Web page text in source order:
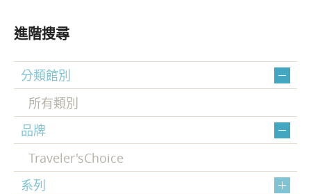
進階搜尋
分類館別
所有類別
品牌
Traveler'sChoice
系列